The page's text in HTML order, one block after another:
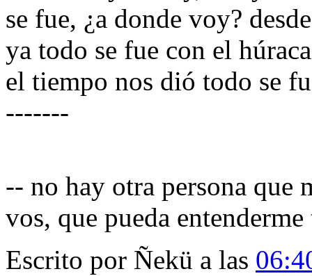
se fue, ¿a donde voy?
ya todo se fue con el
el tiempo nos dió todo se
-------
-- no hay otra persona que
vos, que pueda
Escrito por Ñekü a las